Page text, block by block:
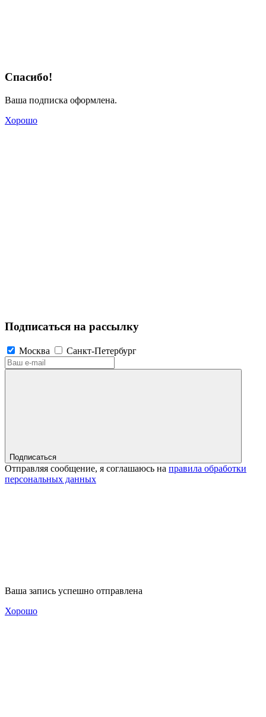
Спасибо!
Ваша подписка оформлена.
Хорошо
Подписаться на рассылку
Москва Санкт-Петербург
Подписаться
Отправляя сообщение, я соглашаюсь на правила обработки
персональных данных
Ваша запись успешно отправлена
Хорошо